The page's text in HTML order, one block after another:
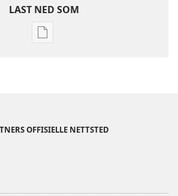
LAST NED SOM
Nedlastingsalternativer
OFFISIELLE NETTSTED